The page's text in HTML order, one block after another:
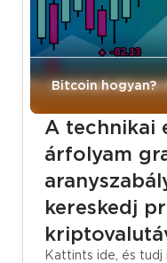
CoinCash Bitcoin
Bitcoin hogyan?
A technikai
árfolyam
kereskedj
Kattints ide, és